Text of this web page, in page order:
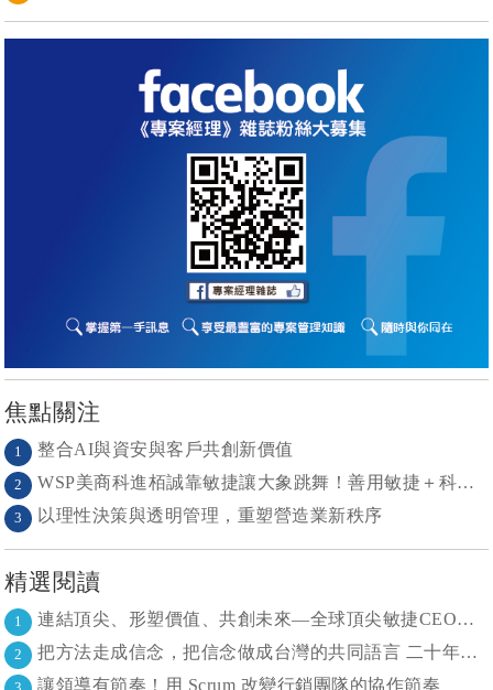
焦點關注
1 整合AI與資安與客戶共創新價值
2 WSP美商科進栢誠靠敏捷讓大象跳舞！善用敏捷＋科技力， 大型工程也能快速迭代
3 以理性決策與透明管理，重塑營造業新秩序
精選閱讀
1 連結頂尖、形塑價值、共創未來—全球頂尖敏捷CEO聯誼會成立
2 把方法走成信念，把信念做成台灣的共同語言 二十年志業，陪伴台灣走過專案管理與敏捷轉型
讓領導有節奏！用 Scrum 改變行銷團隊的協作節奏